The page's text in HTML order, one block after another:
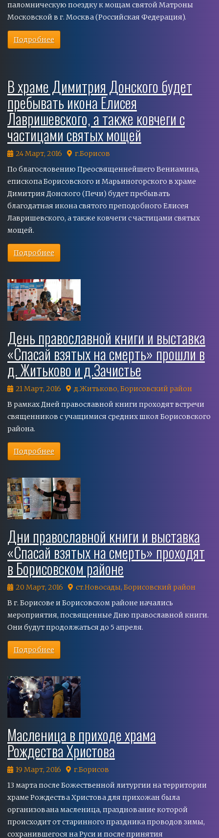
паломническую поездку к мощам святой Матроны
Московской в г. Москва (Российская Федерация).
Подробнее
В храме Димитрия Донского будет
пребывать икона Елисея
Лавришевского, а также ковчеги с
частицами святых мощей
24 Март, 2016
г.Борисов
По благословению Преосвященнейшего Вениамина,
епископа Борисовского и Марьиногорского в храме
Димитрия Донского (Печи) будет пребывать
благодатная икона святого преподобного Елисея
Лавришевского, а также ковчеги с частицами святых
мощей.
Подробнее
День православной книги и выставка
«Спасай взятых на смерть» прошли в
д. Житьково и д.Зачистье
21 Март, 2016
д.Житьково, Борисовский район
В рамках Дней православной книги проходят встречи
священников с учащимися средних школ Борисовского
района.
Подробнее
Дни православной книги и выставка
«Спасай взятых на смерть» проходят
в Борисовском районе
20 Март, 2016
ст.Новосады, Борисовский район
В г. Борисове и Борисовском районе начались
мероприятия, посвященные Дню православной книги.
Они будут продолжаться до 5 апреля.
Подробнее
Масленица в приходе храма
Рождества Христова
19 Март, 2016
г.Борисов
13 марта после Божественной литургии на территории
храме Рождества Христова для прихожан была
организована масленица, празднование которой
происходит от старинного праздника проводов зимы,
сохранившегося на Руси и после принятия